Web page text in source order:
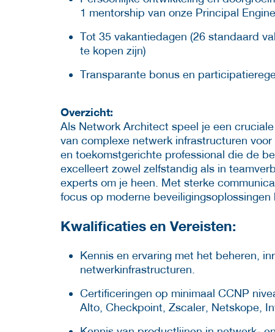
1 mentorship van onze Principal
Tot 35 vakantiedagen (26 standaard
te kopen zijn)
Transparante bonus en
Overzicht:
Als Network Architect speel je een
van complexe netwerk infrastructuren
en toekomstgerichte professional die de
excelleert zowel zelfstandig als in
experts om je heen. Met sterke
focus op moderne
Kwalificaties en Vereisten:
Kennis en ervaring met het beheren,
netwerkinfrastructuren.
Certificeringen op minimaal CCNP
Alto, Checkpoint, Zscaler, Netskope,